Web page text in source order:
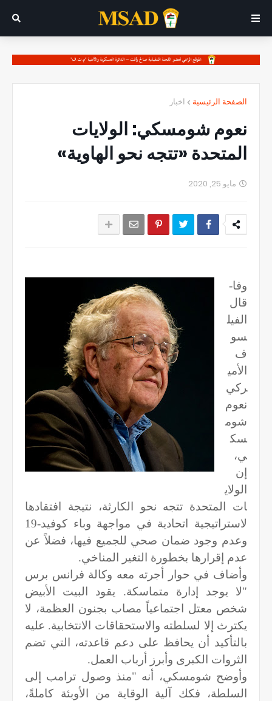
الصفحة الرئيسية اخبار
نعوم شومسكي: الولايات
المتحدة «تتجه نحو الهاوية»
مايو 25, 2020
وفا-
قال
الفيل
سو
ف
الأمي
ركي
نعوم
شوم
سك
ي،
إن
الولاي
ات المتحدة تتجه نحو الكارثة، نتيجة افتقادها
لاستراتيجية اتحادية في مواجهة وباء كوفيد-19
وعدم وجود ضمان صحي للجميع فيها، فضلاً عن
عدم إقرارها بخطورة التغير المناخي.
وأضاف في حوار أجرته معه وكالة فرانس برس
"لا يوجد إدارة متماسكة. يقود البيت الأبيض
شخص معتل اجتماعياً مصاب بجنون العظمة، لا
يكترث إلا لسلطته والاستحقاقات الانتخابية. عليه
بالتأكيد أن يحافظ على دعم قاعدته، التي تضم
الثروات الكبرى وأبرز أرباب العمل.
وأوضح شومسكي، أنه "منذ وصول ترامب إلى
السلطة، فكك آلية الوقاية من الأوبئة كاملةً،